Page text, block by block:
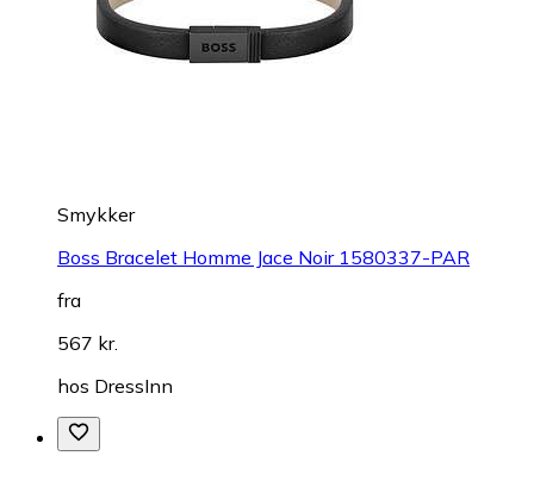
Smykker
Boss Bracelet Homme Jace Noir 1580337-PAR
fra
567 kr.
hos DressInn